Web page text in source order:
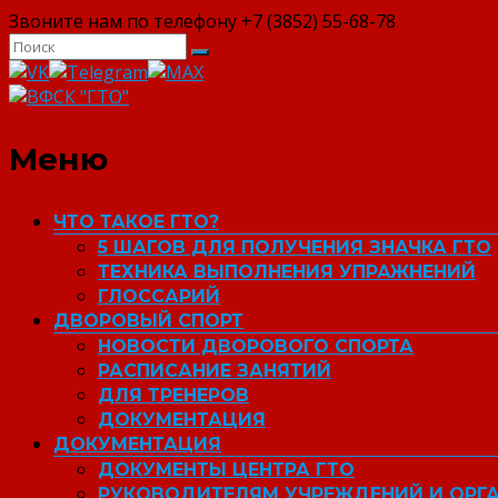
Звоните нам по телефону +7 (3852) 55-68-78
ВФСК "ГТО"
Меню
ЧТО ТАКОЕ ГТО?
5 ШАГОВ ДЛЯ ПОЛУЧЕНИЯ ЗНАЧКА ГТО
ТЕХНИКА ВЫПОЛНЕНИЯ УПРАЖНЕНИЙ
ГЛОССАРИЙ
ДВОРОВЫЙ СПОРТ
НОВОСТИ ДВОРОВОГО СПОРТА
РАСПИСАНИЕ ЗАНЯТИЙ
ДЛЯ ТРЕНЕРОВ
ДОКУМЕНТАЦИЯ
ДОКУМЕНТАЦИЯ
ДОКУМЕНТЫ ЦЕНТРА ГТО